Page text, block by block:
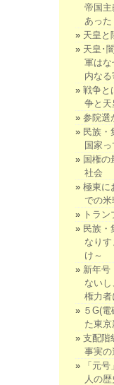
帝国主
あった
天皇と
天皇･
軍はな
内なる
戦争と
争と天
参院選
民族・
国家っ
国権の
社会
極東に
での米
トラ
民族・
なり
け～
新年号
ない
権力者
５G(
た東
支配階
事実の
「元
人の